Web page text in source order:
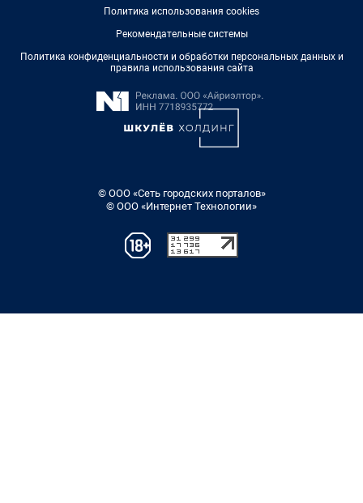
Политика использования cookies
Рекомендательные системы
Политика конфиденциальности и обработки персональных данных и
правила использования сайта
© ООО «Сеть городских порталов»
© ООО «Интернет Технологии»